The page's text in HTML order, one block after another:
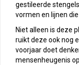
gestileerde
vormen en lijnen
Niet alleen is deze
ruikt deze ook nog
voorjaar doet
mensenheugenis